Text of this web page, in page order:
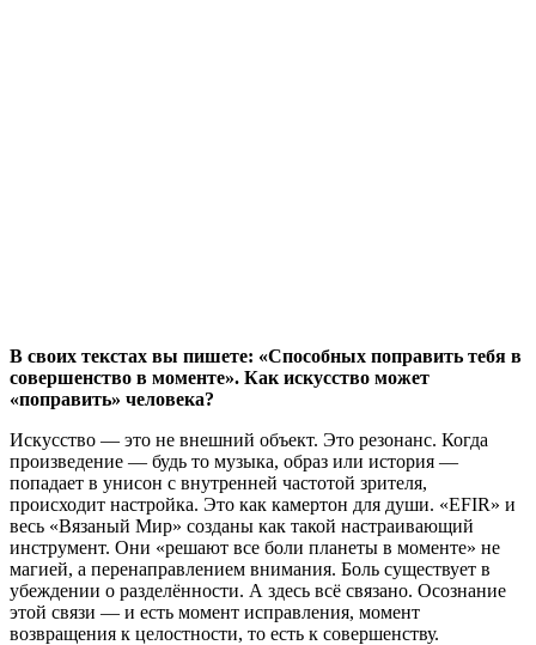
В своих текстах вы пишете: «Способных поправить тебя в
совершенство в моменте». Как искусство может
«поправить» человека?
Искусство — это не внешний объект. Это резонанс. Когда
произведение — будь то музыка, образ или история —
попадает в унисон с внутренней частотой зрителя,
происходит настройка. Это как камертон для души. «EFIR» и
весь «Вязаный Мир» созданы как такой настраивающий
инструмент. Они «решают все боли планеты в моменте» не
магией, а перенаправлением внимания. Боль существует в
убеждении о разделённости. А здесь всё связано. Осознание
этой связи — и есть момент исправления, момент
возвращения к целостности, то есть к совершенству.